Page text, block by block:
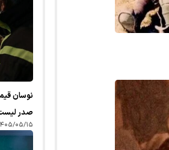
نوسان
صدر
۱۴۰۵/۰۵/۱۵